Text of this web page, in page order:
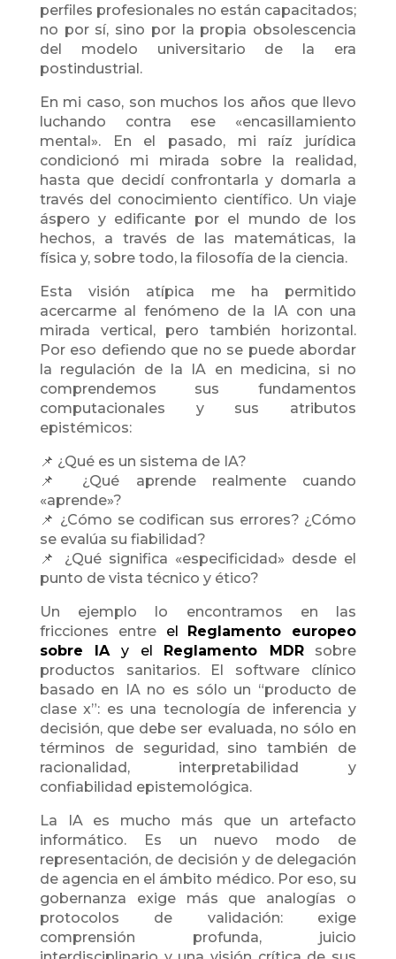
perfiles profesionales no están capacitados;
no por sí, sino por la propia obsolescencia
del modelo universitario de la era
postindustrial.
En mi caso, son muchos los años que llevo
luchando contra ese «encasillamiento
mental». En el pasado, mi raíz jurídica
condicionó mi mirada sobre la realidad,
hasta que decidí confrontarla y domarla a
través del conocimiento científico. Un viaje
áspero y edificante por el mundo de los
hechos, a través de las matemáticas, la
física y, sobre todo, la filosofía de la ciencia.
Esta visión atípica me ha permitido
acercarme al fenómeno de la IA con una
mirada vertical, pero también horizontal.
Por eso defiendo que no se puede abordar
la regulación de la IA en medicina, si no
comprendemos sus fundamentos
computacionales y sus atributos
epistémicos:
📌 ¿Qué es un sistema de IA?
📌 ¿Qué aprende realmente cuando
«aprende»?
📌 ¿Cómo se codifican sus errores? ¿Cómo
se evalúa su fiabilidad?
📌 ¿Qué significa «especificidad» desde el
punto de vista técnico y ético?
Un ejemplo lo encontramos en las
fricciones entreel Reglamento europeo
sobre IAy el Reglamento MDR
sobre
productos sanitarios. El software clínico
basado en IA no es sólo un “producto de
clase x”: es una tecnología de inferencia y
decisión, que debe ser evaluada, no sólo en
términos de seguridad, sino también de
racionalidad, interpretabilidad y
confiabilidad epistemológica.
La IA es mucho más que un artefacto
informático. Es un nuevo modo de
representación, de decisión y de delegación
de agencia en el ámbito médico. Por eso, su
gobernanza exige más que analogías o
protocolos de validación: exige
comprensión profunda, juicio